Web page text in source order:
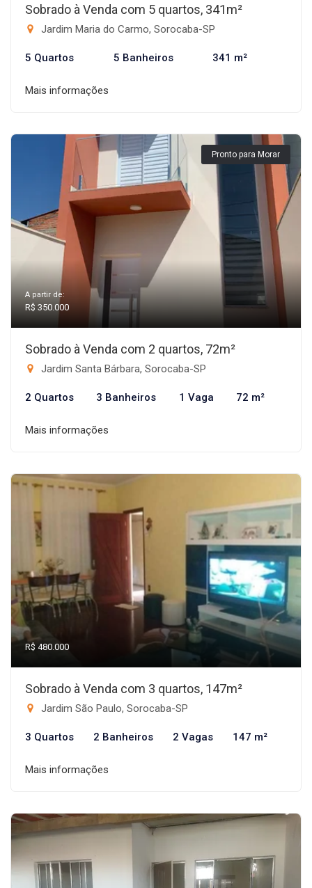
Sobrado à Venda com 5 quartos, 341m²
Jardim Maria do Carmo, Sorocaba-SP
5 Quartos 5 Banheiros 341 m²
Mais informações
Pronto para Morar
A partir de:
R$ 350.000
Sobrado à Venda com 2 quartos, 72m²
Jardim Santa Bárbara, Sorocaba-SP
2 Quartos 3 Banheiros 1 Vaga 72 m²
Mais informações
R$ 480.000
Sobrado à Venda com 3 quartos, 147m²
Jardim São Paulo, Sorocaba-SP
3 Quartos 2 Banheiros 2 Vagas 147 m²
Mais informações